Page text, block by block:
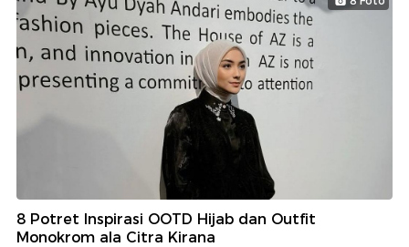
8 Potret Inspirasi OOTD Hijab dan Outfit
Monokrom ala Citra Kirana